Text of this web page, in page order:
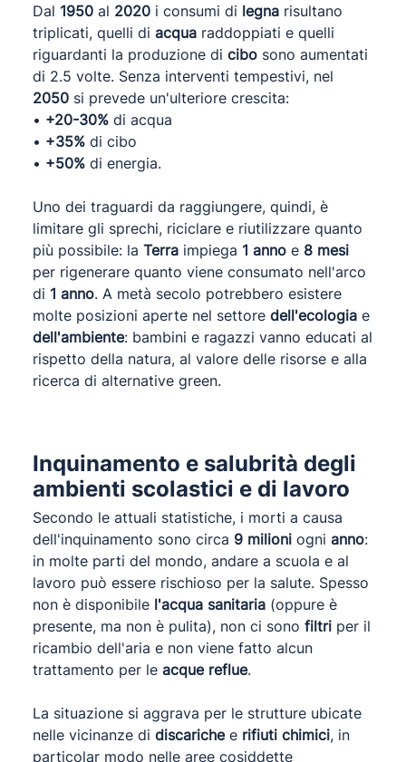
Dal 1950 al 2020 i consumi di legna risultano
triplicati, quelli di acqua raddoppiati e quelli
riguardanti la produzione di cibo sono aumentati
di 2.5 volte. Senza interventi tempestivi, nel
2050 si prevede un'ulteriore crescita:
• +20-30% di acqua
• +35% di cibo
• +50% di energia.
Uno dei traguardi da raggiungere, quindi, è
limitare gli sprechi, riciclare e riutilizzare quanto
più possibile: la Terra impiega 1 anno e 8 mesi
per rigenerare quanto viene consumato nell'arco
di 1 anno. A metà secolo potrebbero esistere
molte posizioni aperte nel settore dell'ecologia e
dell'ambiente: bambini e ragazzi vanno educati al
rispetto della natura, al valore delle risorse e alla
ricerca di alternative green.
Inquinamento e salubrità degli
ambienti scolastici e di lavoro
Secondo le attuali statistiche, i morti a causa
dell'inquinamento sono circa 9 milioni ogni anno:
in molte parti del mondo, andare a scuola e al
lavoro può essere rischioso per la salute. Spesso
non è disponibile l'acqua sanitaria (oppure è
presente, ma non è pulita), non ci sono filtri per il
ricambio dell'aria e non viene fatto alcun
trattamento per le acque reflue.
La situazione si aggrava per le strutture ubicate
nelle vicinanze di discarichee rifiuti chimici, in
particolar modo nelle aree cosiddette